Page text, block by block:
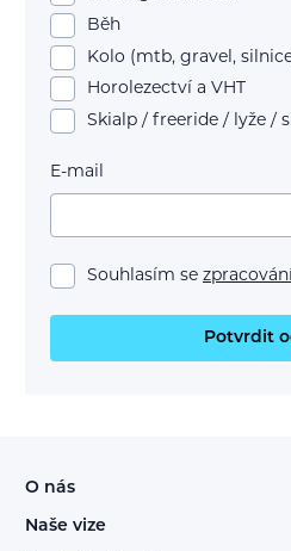
Běh
Kolo (mtb, gravel,
Horolezectví a VHT
Skialp / freeride / lyže /
E-mail
Souhlasím se
Potvrdit
O nás
Naše vize